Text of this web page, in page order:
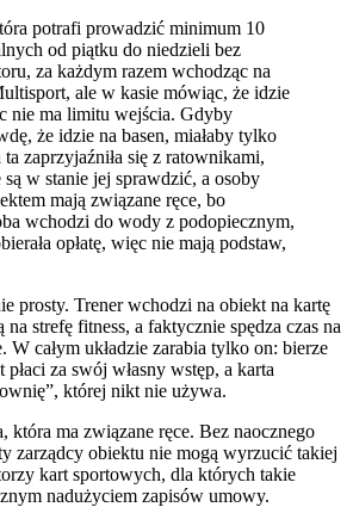
potrafi prowadzić minimum 10
od piątku do niedzieli bez
za każdym razem wchodząc na
ale w kasie mówiąc, że idzie
nie ma limitu wejścia. Gdyby
że idzie na basen, miałaby tylko
zaprzyjaźniła się z ratownikami,
w stanie jej sprawdzić, a osoby
mają związane ręce, bo
wchodzi do wody z podopiecznym,
opłatę, więc nie mają podstaw,
prosty. Trener wchodzi na obiekt na kartę
na strefę fitness, a faktycznie spędza czas na
W całym układzie zarabia tylko on: bierze
za swój własny wstęp, a karta
której nikt nie używa.
która ma związane ręce. Bez naocznego
zarządcy obiektu nie mogą wyrzucić takiej
kart sportowych, dla których takie
nadużyciem zapisów umowy.